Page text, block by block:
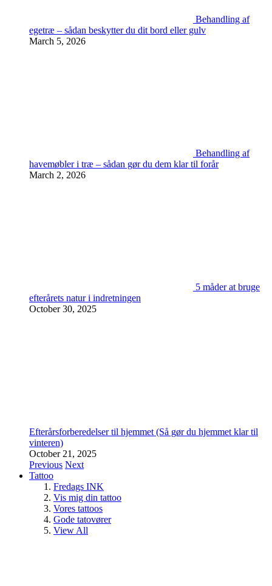
Behandling af
egetræ – sådan beskytter du dit bord eller gulv
March 5, 2026
Behandling af
havemøbler i træ – sådan gør du dem klar til forår
March 2, 2026
5 måder at bruge
efterårets natur i indretningen
October 30, 2025
Efterårsforberedelser til hjemmet (Så gør du hjemmet klar til
vinteren)
October 21, 2025
Previous Next
Tattoo
Fredags INK
Vis mig din tattoo
Vores tattoos
Gode tatovører
View All